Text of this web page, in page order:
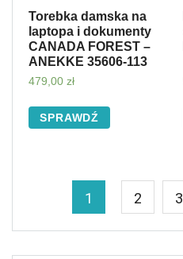
Torebka damska na
laptopa i dokumenty
CANADA FOREST –
ANEKKE 35606-113
479,00 zł
SPRAWDŹ
1 2 3